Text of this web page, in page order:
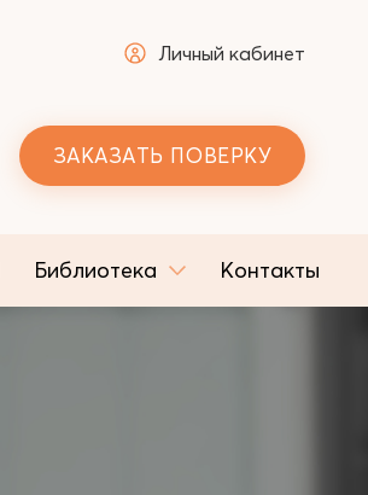
Личный кабинет
ЗАКАЗАТЬ ПОВЕРКУ
Библиотека Контакты